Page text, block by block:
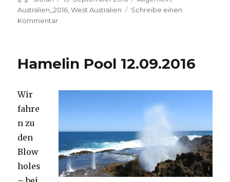
am
Australien_2016 ,West Australien
Schreibe einen
Kommentarzu
Hamelin Pool 12.09.2016
Wir
fahre
n zu
den
Blow
holes